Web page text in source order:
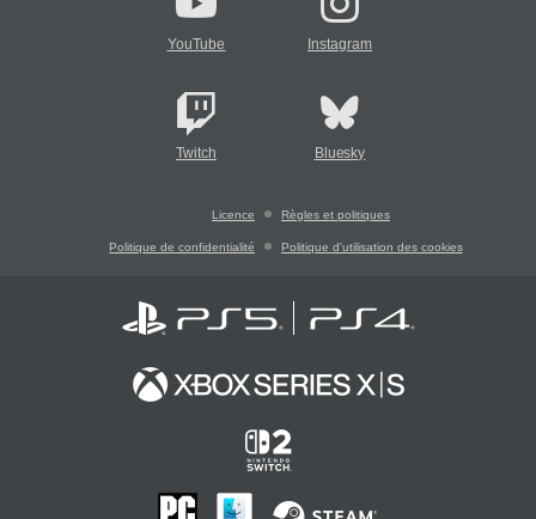
YouTube Instagram
Twitch Bluesky
Licence Règles et politiques
Politique de confidentialité Politique d'utilisation des cookies